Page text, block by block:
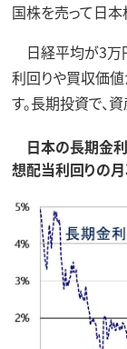
国株を売って日本
日経平均が3万
利回りや買収価値
す。長期投資で、
日本の長期金利
想配当利回りの月